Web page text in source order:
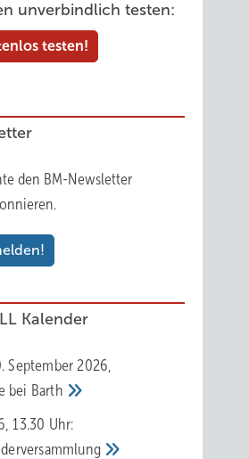
unverbindlich testen:
testen!
den BM-Newsletter
Kalender
September 2026,
bei Barth
13.30 Uhr: